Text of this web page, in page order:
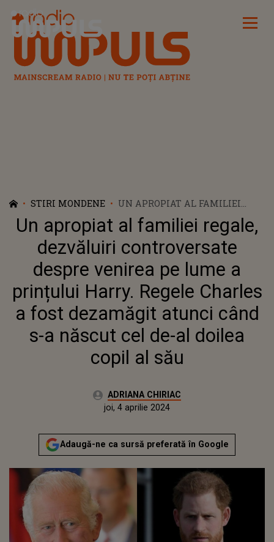
Radio Impuls
STIRI MONDENE
UN APROPIAT AL FAMILIEI
REGALE, DEZVĂLUIRI
CONTROVERSATE DESPRE
VENIREA PE LUME A
PRINȚULUI HARRY. REGELE
CHARLES A FOST DEZAMĂGIT
ATUNCI CÂND S-A NĂSCUT CEL
DE-AL DOILEA COPIL AL SĂU
Un apropiat al familiei regale,
dezvăluiri controversate
despre venirea pe lume a
prințului Harry. Regele Charles
a fost dezamăgit atunci când
s-a născut cel de-al doilea
copil al său
Autor:ADRIANA CHIRIAC
Actualizat:
joi, 4 aprilie 2024
Adaugă-ne ca sursă preferată în Google